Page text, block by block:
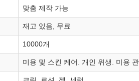
맞춤 제작 가능
재고 있음, 무료
10000개
미용 및 스킨 케어. 개인 위생. 미용